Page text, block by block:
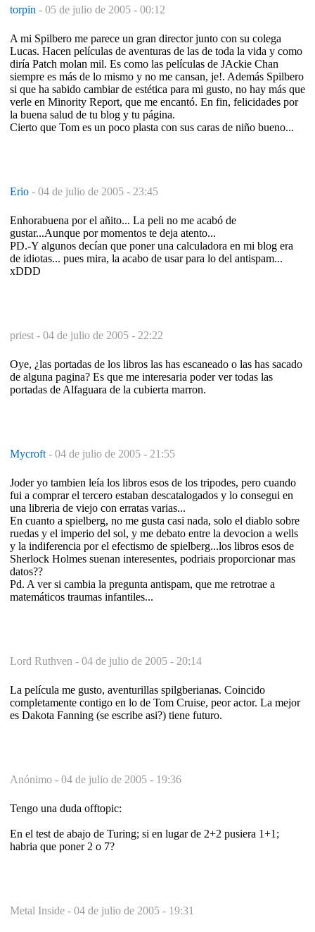
torpin - 05 de julio de 2005 - 00:12
A mi Spilbero me parece un gran director junto con su colega
Lucas. Hacen películas de aventuras de las de toda la vida y como
diría Patch molan mil. Es como las películas de JAckie Chan
siempre es más de lo mismo y no me cansan, je!. Además Spilbero
si que ha sabido cambiar de estética para mi gusto, no hay más que
verle en Minority Report, que me encantó. En fin, felicidades por
la buena salud de tu blog y tu página.
Cierto que Tom es un poco plasta con sus caras de niño bueno...
Erio - 04 de julio de 2005 - 23:45
Enhorabuena por el añito... La peli no me acabó de
gustar...Aunque por momentos te deja atento...
PD.-Y algunos decían que poner una calculadora en mi blog era
de idiotas... pues mira, la acabo de usar para lo del antispam...
xDDD
priest - 04 de julio de 2005 - 22:22
Oye, ¿las portadas de los libros las has escaneado o las has sacado
de alguna pagina? Es que me interesaria poder ver todas las
portadas de Alfaguara de la cubierta marron.
Mycroft - 04 de julio de 2005 - 21:55
Joder yo tambien leía los libros esos de los tripodes, pero cuando
fui a comprar el tercero estaban descatalogados y lo consegui en
una libreria de viejo con erratas varias...
En cuanto a spielberg, no me gusta casi nada, solo el diablo sobre
ruedas y el imperio del sol, y me debato entre la devocion a wells
y la indiferencia por el efectismo de spielberg...los libros esos de
Sherlock Holmes suenan interesentes, podriais proporcionar mas
datos??
Pd. A ver si cambia la pregunta antispam, que me retrotrae a
matemáticos traumas infantiles...
Lord Ruthven - 04 de julio de 2005 - 20:14
La película me gusto, aventurillas spilgberianas. Coincido
completamente contigo en lo de Tom Cruise, peor actor. La mejor
es Dakota Fanning (se escribe asi?) tiene futuro.
Anónimo - 04 de julio de 2005 - 19:36
Tengo una duda offtopic:
En el test de abajo de Turing; si en lugar de 2+2 pusiera 1+1;
habria que poner 2 o 7?
Metal Inside - 04 de julio de 2005 - 19:31